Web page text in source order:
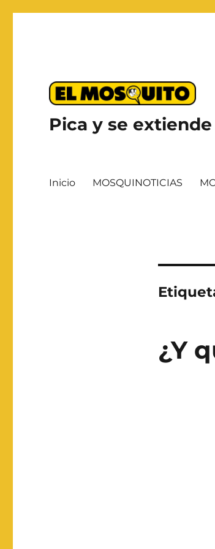
Pica y se extiende
Inicio MOSQUINOTICIAS
¿Y